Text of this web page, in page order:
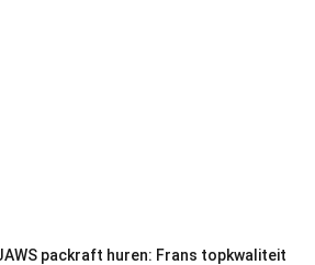
packraft huren: Frans topkwaliteit